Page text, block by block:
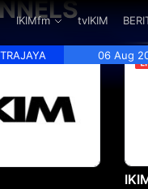
IKIMfm tvIKIM
06 Aug